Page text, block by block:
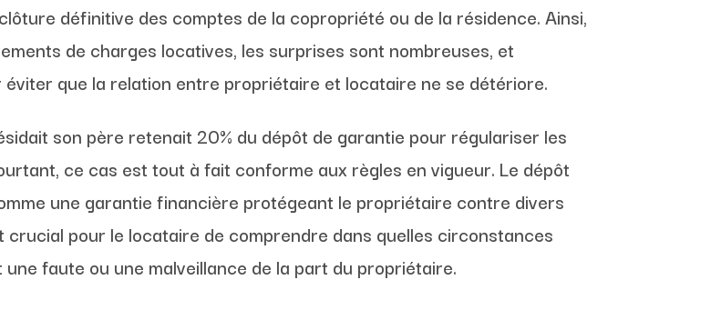
définitive des comptes de la copropriété ou de la résidence. Ainsi,
de charges locatives, les surprises sont nombreuses, et
que la relation entre propriétaire et locataire ne se détériore.
son père retenait 20% du dépôt de garantie pour régulariser les
ce cas est tout à fait conforme aux règles en vigueur. Le dépôt
une garantie financière protégeant le propriétaire contre divers
pour le locataire de comprendre dans quelles circonstances
faute ou une malveillance de la part du propriétaire.